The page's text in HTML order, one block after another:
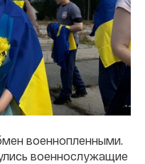
военнопленными.
военнослужащие